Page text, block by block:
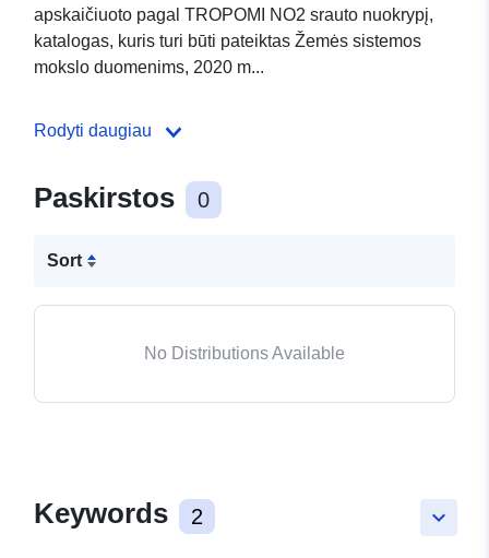
apskaičiuoto pagal TROPOMI NO2 srauto nuokrypį,
katalogas, kuris turi būti pateiktas Žemės sistemos
mokslo duomenims, 2020 m...
Rodyti daugiau
Paskirstos 0
Sort
No Distributions Available
keyboard_arrow_down
Keywords 2